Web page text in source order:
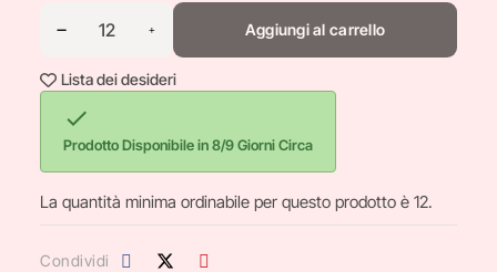
Aggiungi al carrello
Lista dei desideri

Prodotto Disponibile in 8/9 Giorni Circa
La quantità minima ordinabile per questo prodotto è 12.
Condividi